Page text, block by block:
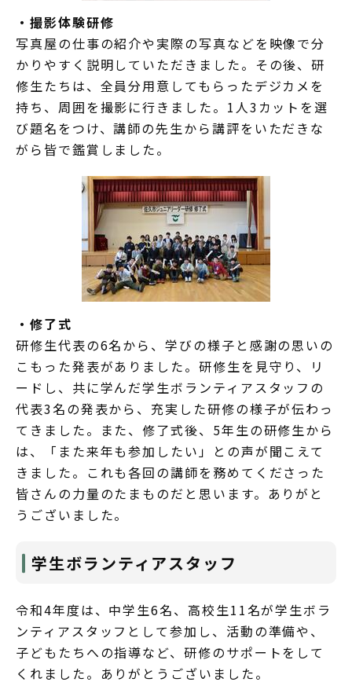
・撮影体験研修
写真屋の仕事の紹介や実際の写真などを映像で分
かりやすく説明していただきました。その後、研
修生たちは、全員分用意してもらったデジカメを
持ち、周囲を撮影に行きました。1人3カットを選
び題名をつけ、講師の先生から講評をいただきな
がら皆で鑑賞しました。
・修了式
研修生代表の6名から、学びの様子と感謝の思いの
こもった発表がありました。研修生を見守り、リ
ードし、共に学んだ学生ボランティアスタッフの
代表3名の発表から、充実した研修の様子が伝わっ
てきました。また、修了式後、5年生の研修生から
は、「また来年も参加したい」との声が聞こえて
きました。これも各回の講師を務めてくださった
皆さんの力量のたまものだと思います。ありがと
うございました。
学生ボランティアスタッフ
令和4年度は、中学生6名、高校生11名が学生ボラ
ンティアスタッフとして参加し、活動の準備や、
子どもたちへの指導など、研修のサポートをして
くれました。ありがとうございました。